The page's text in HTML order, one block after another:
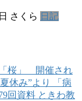
さくら 日記
桜」 開催され
休み”より 「病
回資料 ときわ教